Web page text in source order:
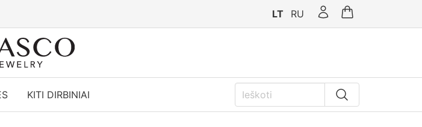
LT RU
KITI DIRBINIAI